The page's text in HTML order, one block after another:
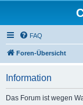
FAQ
Foren-Übersicht
Information
Das Forum ist wegen